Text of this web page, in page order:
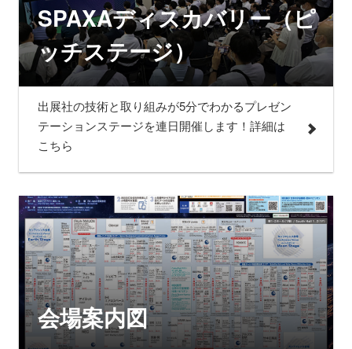
SPAXAディスカバリー（ピ
ッチステージ）
出展社の技術と取り組みが5分でわかるプレゼン
テーションステージを連日開催します！詳細は
こちら
会場案内図